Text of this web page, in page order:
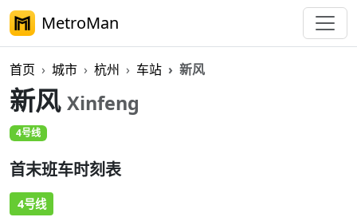
MetroMan
首页 城市 杭州 车站 新风
新风 Xinfeng
4号线
首末班车时刻表
4号线